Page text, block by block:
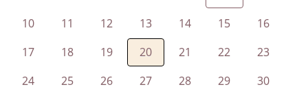
10
11 12 13 14 15
16
17
18 19 20 21 22
23
24
25 26 27 28 29
30